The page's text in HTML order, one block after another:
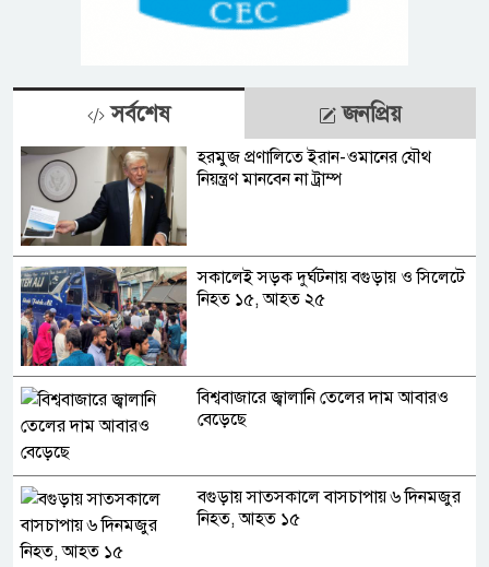
সর্বশেষ জনপ্রিয়
হরমুজ প্রণালিতে ইরান-ওমানের যৌথ
নিয়ন্ত্রণ মানবেন না ট্রাম্প
সকালেই সড়ক দুর্ঘটনায় বগুড়ায় ও সিলেটে
নিহত ১৫, আহত ২৫
বিশ্ববাজারে জ্বালানি তেলের দাম আবারও
বেড়েছে
বগুড়ায় সাতসকালে বাসচাপায় ৬ দিনমজুর
নিহত, আহত ১৫